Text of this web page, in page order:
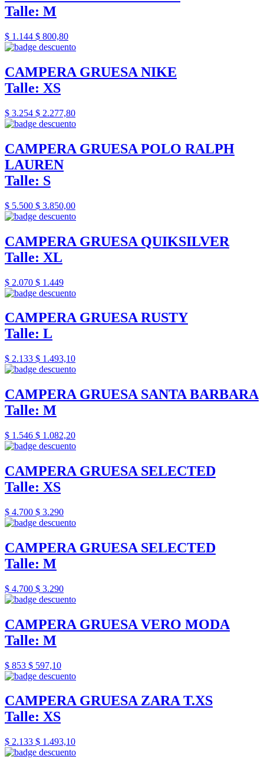
Talle: M
$ 1.144 $ 800,80
CAMPERA GRUESA NIKE
Talle: XS
$ 3.254 $ 2.277,80
CAMPERA GRUESA POLO RALPH
LAUREN
Talle: S
$ 5.500 $ 3.850,00
CAMPERA GRUESA QUIKSILVER
Talle: XL
$ 2.070 $ 1.449
CAMPERA GRUESA RUSTY
Talle: L
$ 2.133 $ 1.493,10
CAMPERA GRUESA SANTA BARBARA
Talle: M
$ 1.546 $ 1.082,20
CAMPERA GRUESA SELECTED
Talle: XS
$ 4.700 $ 3.290
CAMPERA GRUESA SELECTED
Talle: M
$ 4.700 $ 3.290
CAMPERA GRUESA VERO MODA
Talle: M
$ 853 $ 597,10
CAMPERA GRUESA ZARA T.XS
Talle: XS
$ 2.133 $ 1.493,10